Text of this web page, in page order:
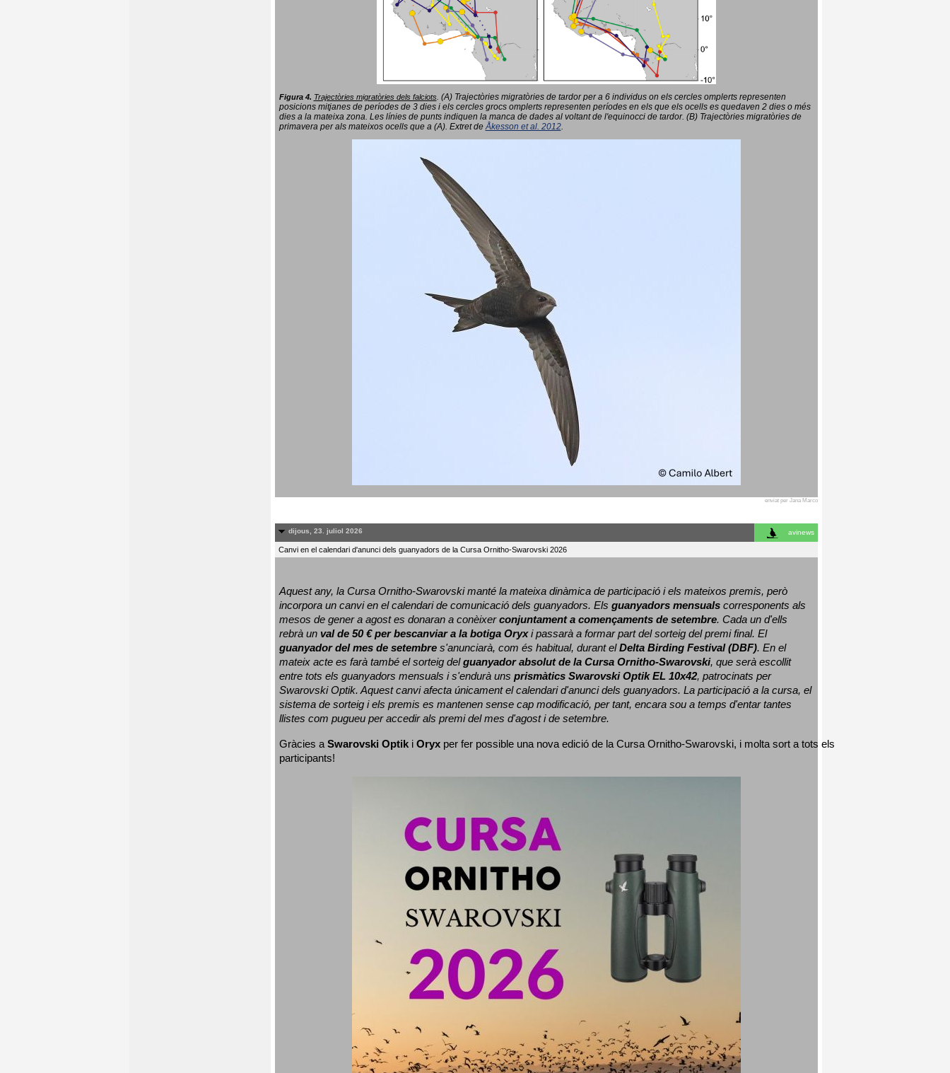
Figura 4. Trajectòries migratòries dels falciots. (A) Trajectòries migratòries de tardor per a 6 individus on els cercles omplerts representen
posicions mitjanes de períodes de 3 dies i els cercles grocs omplerts representen períodes en els que els ocells es quedaven 2 dies o més
dies a la mateixa zona. Les línies de punts indiquen la manca de dades al voltant de l'equinocci de tardor. (B) Trajectòries migratòries de
primavera per als mateixos ocells que a (A). Extret deÅkesson et al. 2012.
enviat per Jana Marco
dijous, 23. juliol 2026 avinews
Canvi en el calendari d'anunci dels guanyadors de la Cursa Ornitho-Swarovski 2026
Aquest any, la Cursa Ornitho-Swarovski manté la mateixa dinàmica de participació i els mateixos premis, però
incorpora un canvi en el calendari de comunicació dels guanyadors. Els guanyadors mensuals corresponents als
mesos de gener a agost es donaran a conèixer conjuntament a començaments de setembre. Cada un d'ells
rebrà un val de 50 € per bescanviar a la botiga Oryx i passarà a formar part del sorteig del premi final.
El
guanyador del mes de setembre s'anunciarà, com és habitual, durant el Delta Birding Festival (DBF). En el
mateix acte es farà també el sorteig del guanyador absolut de la Cursa Ornitho-Swarovski, que serà escollit
entre tots els guanyadors mensuals i s'endurà uns prismàtics Swarovski Optik EL 10x42, patrocinats per
Swarovski Optik. Aquest canvi afecta únicament el calendari d'anunci dels guanyadors. La participació a la cursa, el
sistema de sorteig i els premis es mantenen sense cap modificació, per tant, encara sou a temps d'entar tantes
llistes com pugueu per accedir als premi del mes d'agost i de setembre.
Gràcies a Swarovski Optik i Oryx per fer possible una nova edició de la Cursa Ornitho-Swarovski, i molta sort a tots els
participants!